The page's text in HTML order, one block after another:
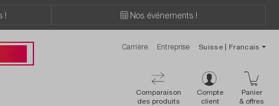
! Nos événements !
Carrière Entreprise Suisse | Francais
Comparaison
des produits
Compte
client
Panier
& offres